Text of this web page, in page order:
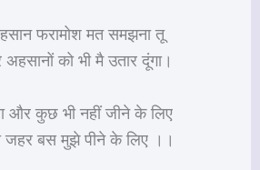
फरामोश मत समझना तू
अहसानों को भी मै उतार दूंगा।
और कुछ भी नहीं जीने के लिए
बस मुझे पीने के लिए ।।